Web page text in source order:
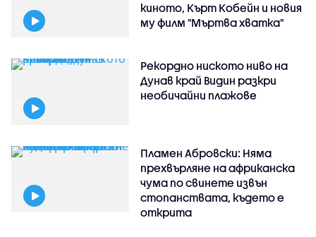
киното, Кърт Кобейн и новия
му филм "Мъртва хватка"
Рекордно ниското ниво на
Дунав край Видин разкри
необичайни плажове
Пламен Абровски: Няма
прехвърляне на африканска
чума по свинете извън
стопанствата, където е
открита